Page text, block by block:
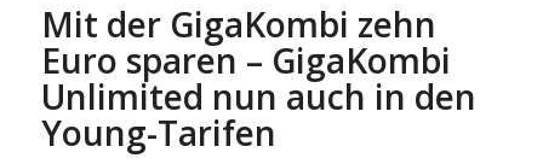
Mit der GigaKombi zehn
Euro sparen – GigaKombi
Unlimited nun auch in den
Young-Tarifen